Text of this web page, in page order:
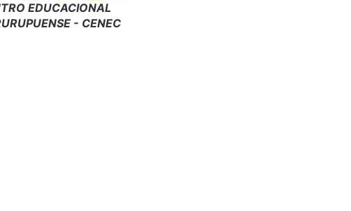
EDUCACIONAL
- CENEC